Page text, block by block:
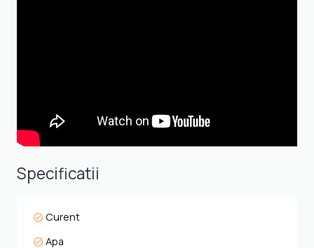
Golf fără egal
-18 găuri, patru tee‑boxuri per hole, driving range, golf
rețea globală de cluburi elitiste
Clubhouse & gastronomie
gastronomică rafinată, restaurant bistro, bar, terasă
cu panorama, evenimente culinare și seri tematice
Specificatii
Curent
Apa